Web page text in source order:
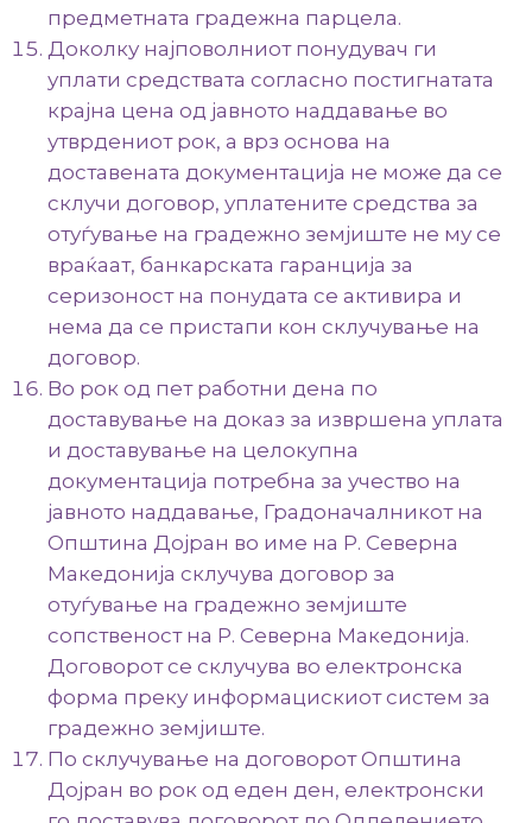
предметната градежна парцела.
Доколку најповолниот понудувач ги
уплати средствата согласно постигнатата
крајна цена од јавното наддавање во
утврдениот рок, а врз основа на
доставената документација не може да се
склучи договор, уплатените средства за
отуѓување на градежно земјиште не му се
враќаат, банкарската гаранција за
серизоност на понудата се активира и
нема да се пристапи кон склучување на
договор.
Во рок од пет работни дена по
доставување на доказ за извршена уплата
и доставување на целокупна
документација потребна за учество на
јавното наддавање, Градоначалникот на
Општина Дојран во име на Р. Северна
Македонија склучува договор за
отуѓување на градежно земјиште
сопственост на Р. Северна Македонија.
Договорот се склучува во електронска
форма преку информацискиот систем за
градежно земјиште.
По склучување на договорот Општина
Дојран во рок од еден ден, електронски